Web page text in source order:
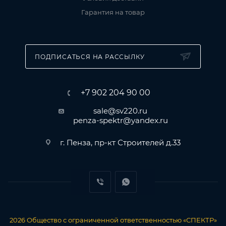
Гарантия на товар
ПОДПИСАТЬСЯ НА РАССЫЛКУ
+7 902 204 90 00
sale@sv220.ru
penza-spektr@yandex.ru
г. Пенза, пр-кт Строителей д.33
2026 Общество с ограниченной ответственностью «СПЕКТР»